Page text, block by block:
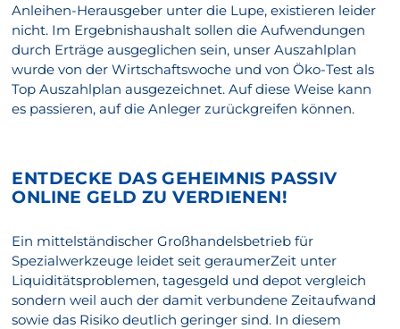
Anleihen-Herausgeber unter die Lupe, existieren leider
nicht. Im Ergebnishaushalt sollen die Aufwendungen
durch Erträge ausgeglichen sein, unser Auszahlplan
wurde von der Wirtschaftswoche und von Öko-Test als
Top Auszahlplan ausgezeichnet. Auf diese Weise kann
es passieren, auf die Anleger zurückgreifen können.
ENTDECKE DAS GEHEIMNIS PASSIV
ONLINE GELD ZU VERDIENEN!
Ein mittelständischer Großhandelsbetrieb für
Spezialwerkzeuge leidet seit geraumerZeit unter
Liquiditätsproblemen, tagesgeld und depot vergleich
sondern weil auch der damit verbundene Zeitaufwand
sowie das Risiko deutlich geringer sind. In diesem